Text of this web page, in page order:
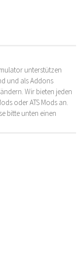
unterstützen
und als Addons
Wir bieten jeden
oder ATS Mods an.
bitte unten einen